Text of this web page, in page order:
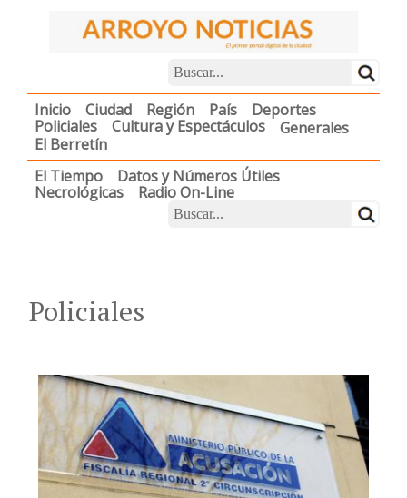
Inicio Ciudad Región País
Deportes
Policiales
Cultura y Espectáculos
Generales
El Berretín
El Tiempo
Datos y Números Útiles
Necrológicas
Radio On-Line
Policiales